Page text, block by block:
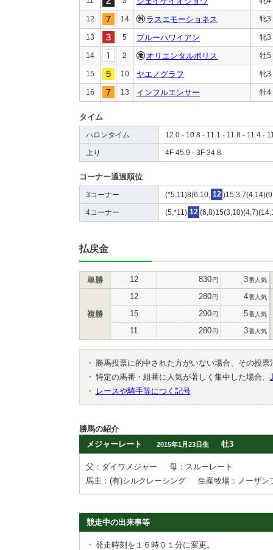
12 14 ラスエモーショネス 牝3
13 5 ブルーハワイアン 牝3
14 2 オリエンタルポリス 牡5
15 10 ヤエノグラフ 牝3
16 13 インフルエンサー 牡4
タイム
ハロンタイム 12.0 - 10.8 - 11.1 - 11.8 - 11.4 -
上り 4F 45.9 - 3F 34.8
コーナー通過順位
3コーナー (*5,11)8(6,10, 12
4コーナー (5,*11) 12
払戻金
単勝 12 830円 3番人気
複勝
12 280円 4番人気
15 290円 5番人気
11 280円 3番人気
・
勝馬投票に的中された方がいない場合、その投
・ 特定の馬番・組番に人気が著しく集中した場合、
・
レースや騎手等につく記号
勝馬の紹介
メジャーレート
2015年1月23日生 牡3
父：ダイワメジャー
母：スルーレート
馬主：(有)シルクレーシング
生産牧場：ノーザン
競走中の出来事等
・ 発走時刻を１６時０１分に変更。